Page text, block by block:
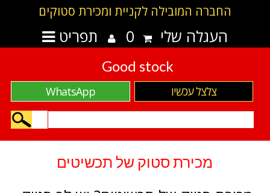
החברה המובילה לקניית ומכירת סטוקים
תפריט העגלה שלי 0
Good stock
WhatsApp צלצל עכשיו
מכירת סטוק של תכשיטים